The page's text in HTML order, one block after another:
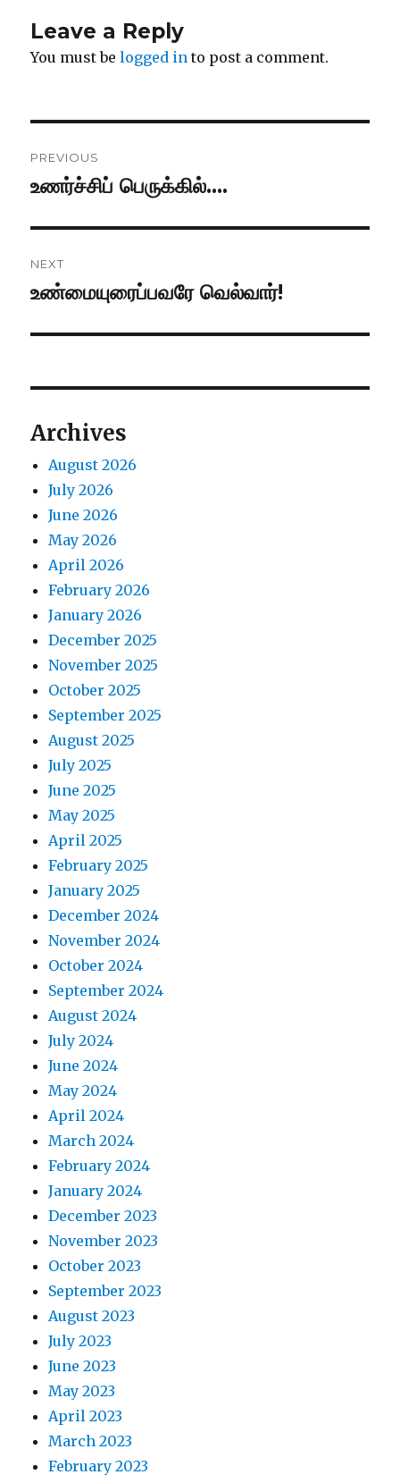
Leave a Reply
You must belogged in to post a comment.
navigation
PREVIOUS
Previous
உணர்ச்சிப் பெருக்கில்….
NEXT
Next
உண்மையுரைப்பவரே வெல்வார்!
Archives
August 2026
July 2026
June 2026
May 2026
April 2026
February 2026
January 2026
December 2025
November 2025
October 2025
September 2025
August 2025
July 2025
June 2025
May 2025
April 2025
February 2025
January 2025
December 2024
November 2024
October 2024
September 2024
August 2024
July 2024
June 2024
May 2024
April 2024
March 2024
February 2024
January 2024
December 2023
November 2023
October 2023
September 2023
August 2023
July 2023
June 2023
May 2023
April 2023
March 2023
February 2023